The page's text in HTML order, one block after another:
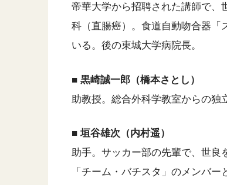
帝華大学から招聘された講師で、
科（直腸癌）。食道自動吻合器「
いる。後の東城大学病院長。
■ 黒崎誠一郎（橋本さとし）
助教授。総合外科学教室からの独
■ 垣谷雄次（内村遥）
助手。サッカー部の先輩で、世良
「チーム・バチスタ」のメンバー